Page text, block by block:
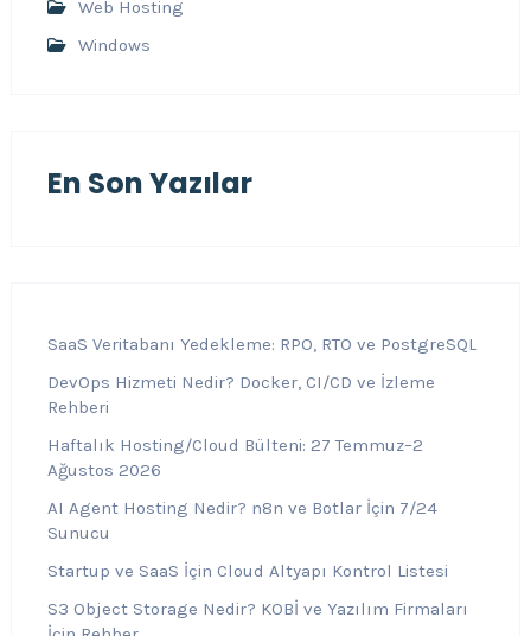
Web Hosting
Windows
En Son Yazılar
SaaS Veritabanı Yedekleme: RPO, RTO ve PostgreSQL
DevOps Hizmeti Nedir? Docker, CI/CD ve İzleme
Rehberi
Haftalık Hosting/Cloud Bülteni: 27 Temmuz–2
Ağustos 2026
AI Agent Hosting Nedir? n8n ve Botlar İçin 7/24
Sunucu
Startup ve SaaS İçin Cloud Altyapı Kontrol Listesi
S3 Object Storage Nedir? KOBİ ve Yazılım Firmaları